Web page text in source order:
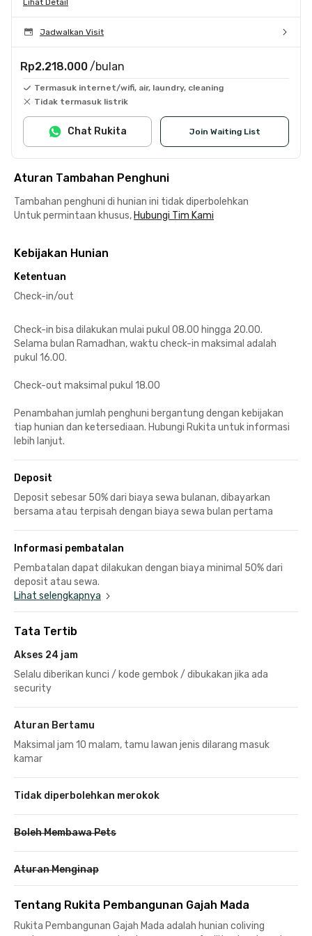
Jadwalkan Visit
Rp2.218.000 /bulan
Termasuk internet/wifi, air, laundry, cleaning
Tidak termasuk listrik
Join Waiting List
Chat Rukita
Aturan Tambahan Penghuni
Tambahan penghuni di hunian ini tidak diperbolehkan
Untuk permintaan khusus, Hubungi Tim Kami
Kebijakan Hunian
Ketentuan
Check-in/out
Check-in bisa dilakukan mulai pukul 08.00 hingga 20.00.
Selama bulan Ramadhan, waktu check-in maksimal adalah
pukul 16.00.
Check-out maksimal pukul 18.00
Penambahan jumlah penghuni bergantung dengan kebijakan
tiap hunian dan ketersediaan. Hubungi Rukita untuk informasi
lebih lanjut.
Deposit
Deposit sebesar 50% dari biaya sewa bulanan, dibayarkan
bersama atau terpisah dengan biaya sewa bulan pertama
Informasi pembatalan
Pembatalan dapat dilakukan dengan biaya minimal 50% dari
deposit atau sewa.
Lihat selengkapnya
Tata Tertib
Akses 24 jam
Selalu diberikan kunci / kode gembok / dibukakan jika ada
security
Aturan Bertamu
Maksimal jam 10 malam, tamu lawan jenis dilarang masuk
kamar
Tidak diperbolehkan merokok
Boleh Membawa Pets
Aturan Menginap
Tentang Rukita Pembangunan Gajah Mada
Rukita Pembangunan Gajah Mada adalah hunian coliving